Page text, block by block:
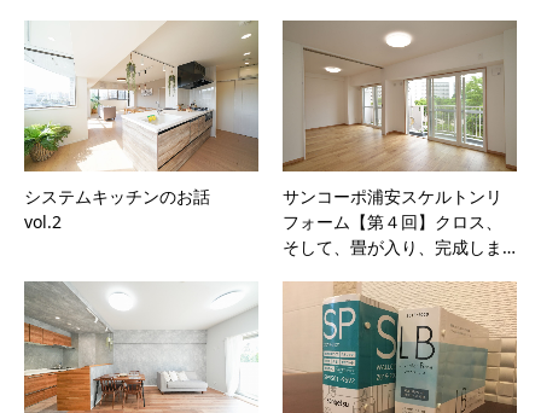
システムキッチンのお話
vol.2
サンコーポ浦安スケルトンリ
フォーム【第４回】クロス、
そして、畳が入り、完成しま…